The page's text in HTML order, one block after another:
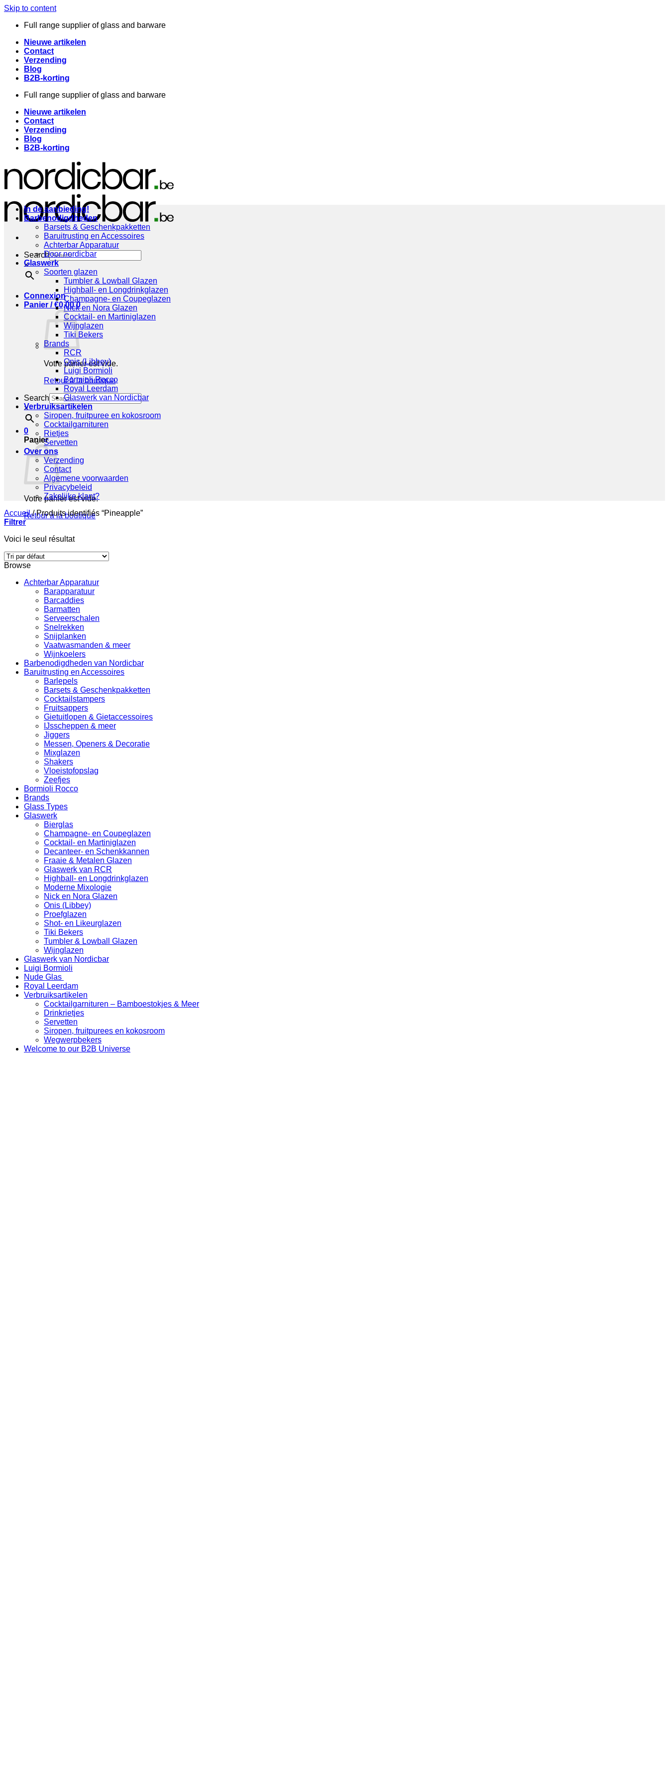
Skip to content
Full range supplier of glass and barware
Nieuwe artikelen
Contact
Verzending
Blog
B2B-korting
Full range supplier of glass and barware
Nieuwe artikelen
Contact
Verzending
Blog
B2B-korting
Search
×
Connexion
Panier /€0,00 0
Votre panier est vide.
Retour à la boutique
Search
×
0
Panier
Votre panier est vide.
Retour à la boutique
In de aanbieding!
Barbenodigdheden
Barsets & Geschenkpakketten
Baruitrusting en Accessoires
Achterbar Apparatuur
Door nordicbar
Glaswerk
Soorten glazen
Tumbler & Lowball Glazen
Highball- en Longdrinkglazen
Champagne- en Coupeglazen
Nick en Nora Glazen
Cocktail- en Martiniglazen
Wijnglazen
Tiki Bekers
Brands
RCR
Onis (Libbey)
Luigi Bormioli
Bormioli Rocco
Royal Leerdam
Glaswerk van Nordicbar
Verbruiksartikelen
Siropen, fruitpuree en kokosroom
Cocktailgarnituren
Rietjes
Servetten
Over ons
Verzending
Contact
Algemene voorwaarden
Privacybeleid
Zakelijke klant?
Accueil /Produits identifiés “Pineapple”
Filtrer
Voici le seul résultat
Browse
Achterbar Apparatuur
Barapparatuur
Barcaddies
Barmatten
Serveerschalen
Snelrekken
Snijplanken
Vaatwasmanden & meer
Wijnkoelers
Barbenodigdheden van Nordicbar
Baruitrusting en Accessoires
Barlepels
Barsets & Geschenkpakketten
Cocktailstampers
Fruitsappers
Gietuitlopen & Gietaccessoires
IJsscheppen & meer
Jiggers
Messen, Openers & Decoratie
Mixglazen
Shakers
Vloeistofopslag
Zeefjes
Bormioli Rocco
Brands
Glass Types
Glaswerk
Bierglas
Champagne- en Coupeglazen
Cocktail- en Martiniglazen
Decanteer- en Schenkkannen
Fraaie & Metalen Glazen
Glaswerk van RCR
Highball- en Longdrinkglazen
Moderne Mixologie
Nick en Nora Glazen
Onis (Libbey)
Proefglazen
Shot- en Likeurglazen
Tiki Bekers
Tumbler & Lowball Glazen
Wijnglazen
Glaswerk van Nordicbar
Luigi Bormioli
Nude Glas
Royal Leerdam
Verbruiksartikelen
Cocktailgarnituren – Bamboestokjes & Meer
Drinkrietjes
Servetten
Siropen, fruitpurees en kokosroom
Wegwerpbekers
Welcome to our B2B Universe